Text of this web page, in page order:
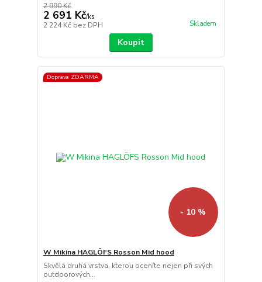
2 990 Kč
2 691 Kč/ks
2 224 Kč bez DPH Skladem
Koupit
Doprava ZDARMA
- 10 %
W Mikina HAGLÖFS Rosson Mid hood
Skvělá druhá vrstva, kterou oceníte nejen při svých
outdoorových...